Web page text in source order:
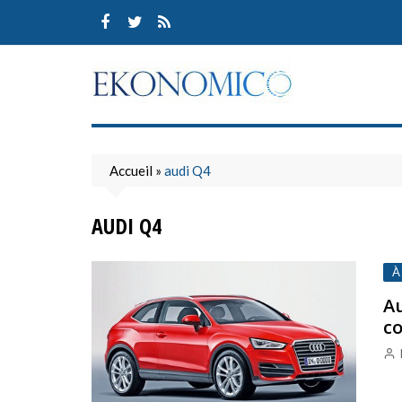
content
Accueil » audi Q4
AUDI Q4
À